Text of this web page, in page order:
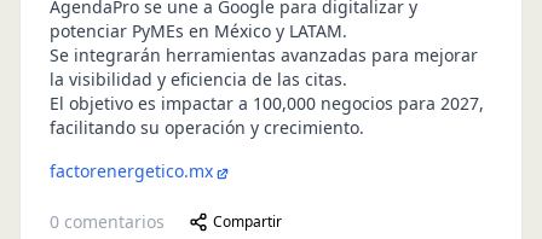
AgendaPro se une a Google para digitalizar y
potenciar PyMEs en México y LATAM.
Se integrarán herramientas avanzadas para mejorar
la visibilidad y eficiencia de las citas.
El objetivo es impactar a 100,000 negocios para 2027,
facilitando su operación y crecimiento.
factorenergetico.mx
0 comentarios Compartir